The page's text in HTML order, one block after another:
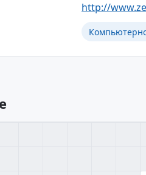
http://